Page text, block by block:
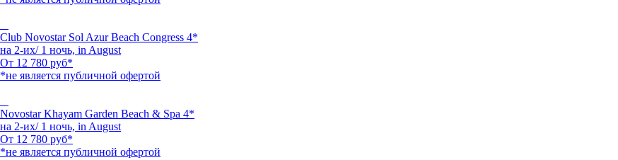
Club Novostar Sol Azur Beach Congress 4*
на 2-их/ 1 ночь, in August
От 12 780 руб*
*не является публичной офертой
Novostar Khayam Garden Beach & Spa 4*
на 2-их/ 1 ночь, in August
От 12 780 руб*
*не является публичной офертой